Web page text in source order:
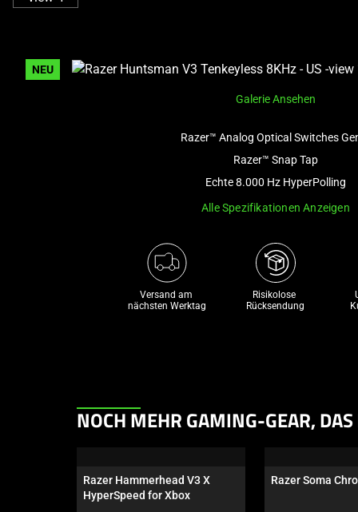
NEU
Galerie Ansehen
Razer™ Analog Optical Switches
Razer™ Snap Tap
Echte 8.000 Hz HyperPolling
Alle Spezifikationen Anzeigen
Versand am
nächsten Werktag
Risikolose
Rücksendung
This
carousel.
Use
NOCH MEHR GAMING-GEAR,
Razer Hammerhead V3 X
HyperSpeed for Xbox
Razer Soma